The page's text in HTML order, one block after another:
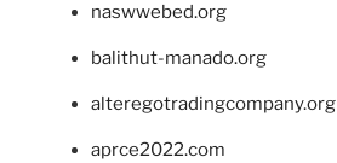
naswwebed.org
balithut-manado.org
alteregotradingcompany.org
aprce2022.com